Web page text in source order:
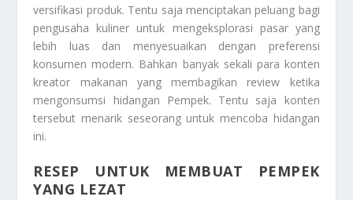
versifikasi produk. Tentu saja menciptakan peluang bagi
pengusaha kuliner untuk mengeksplorasi pasar yang
lebih luas dan menyesuaikan dengan preferensi
konsumen modern. Bahkan banyak sekali para konten
kreator makanan yang membagikan review ketika
mengonsumsi hidangan Pempek. Tentu saja konten
tersebut menarik seseorang untuk mencoba hidangan
ini.
RESEP UNTUK MEMBUAT PEMPEK
YANG LEZAT